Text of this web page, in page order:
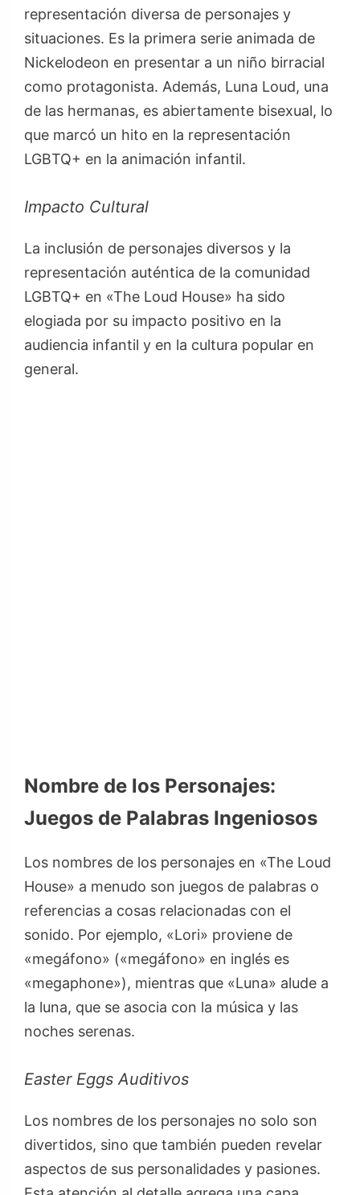
representación diversa de personajes y
situaciones. Es la primera serie animada de
Nickelodeon en presentar a un niño birracial
como protagonista. Además, Luna Loud, una
de las hermanas, es abiertamente bisexual, lo
que marcó un hito en la representación
LGBTQ+ en la animación infantil.
Impacto Cultural
La inclusión de personajes diversos y la
representación auténtica de la comunidad
LGBTQ+ en «The Loud House» ha sido
elogiada por su impacto positivo en la
audiencia infantil y en la cultura popular en
general.
Nombre de los Personajes:
Juegos de Palabras Ingeniosos
Los nombres de los personajes en «The Loud
House» a menudo son juegos de palabras o
referencias a cosas relacionadas con el
sonido. Por ejemplo, «Lori» proviene de
«megáfono» («megáfono» en inglés es
«megaphone»), mientras que «Luna» alude a
la luna, que se asocia con la música y las
noches serenas.
Easter Eggs Auditivos
Los nombres de los personajes no solo son
divertidos, sino que también pueden revelar
aspectos de sus personalidades y pasiones.